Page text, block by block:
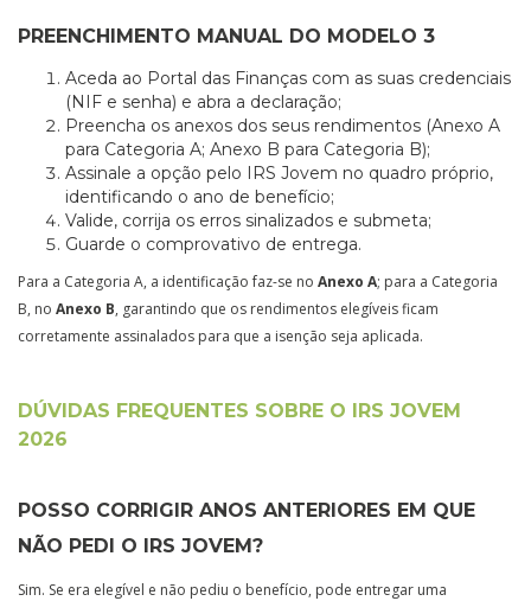
PREENCHIMENTO MANUAL DO MODELO 3
Aceda ao Portal das Finanças com as suas credenciais
(NIF e senha) e abra a declaração;
Preencha os anexos dos seus rendimentos (Anexo A
para Categoria A; Anexo B para Categoria B);
Assinale a opção pelo IRS Jovem no quadro próprio,
identificando o ano de benefício;
Valide, corrija os erros sinalizados e submeta;
Guarde o comprovativo de entrega.
Para a Categoria A, a identificação faz-se no Anexo A; para a Categoria
B, no Anexo B, garantindo que os rendimentos elegíveis ficam
corretamente assinalados para que a isenção seja aplicada.
DÚVIDAS FREQUENTES SOBRE O IRS JOVEM
2026
POSSO CORRIGIR ANOS ANTERIORES EM QUE
NÃO PEDI O IRS JOVEM?
Sim. Se era elegível e não pediu o benefício, pode entregar uma